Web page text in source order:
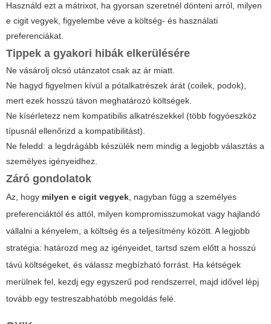
Használd ezt a mátrixot, ha gyorsan szeretnél dönteni arról, milyen
e cigit vegyek, figyelembe véve a költség- és használati
preferenciákat.
Tippek a gyakori hibák elkerülésére
Ne vásárolj olcsó utánzatot csak az ár miatt.
Ne hagyd figyelmen kívül a pótalkatrészek árát (coilek, podok),
mert ezek hosszú távon meghatározó költségek.
Ne kísérletezz nem kompatibilis alkatrészekkel (több fogyóeszköz
típusnál ellenőrizd a kompatibilitást).
Ne feledd: a legdrágább készülék nem mindig a legjobb választás a
személyes igényeidhez.
Záró gondolatok
Az, hogy milyen e cigit vegyek, nagyban függ a személyes
preferenciáktól és attól, milyen kompromisszumokat vagy hajlandó
vállalni a kényelem, a költség és a teljesítmény között. A legjobb
stratégia: határozd meg az igényeidet, tartsd szem előtt a hosszú
távú költségeket, és válassz megbízható forrást. Ha kétségek
merülnek fel, kezdj egy egyszerű pod rendszerrel, majd idővel lépj
tovább egy testreszabhatóbb megoldás felé.